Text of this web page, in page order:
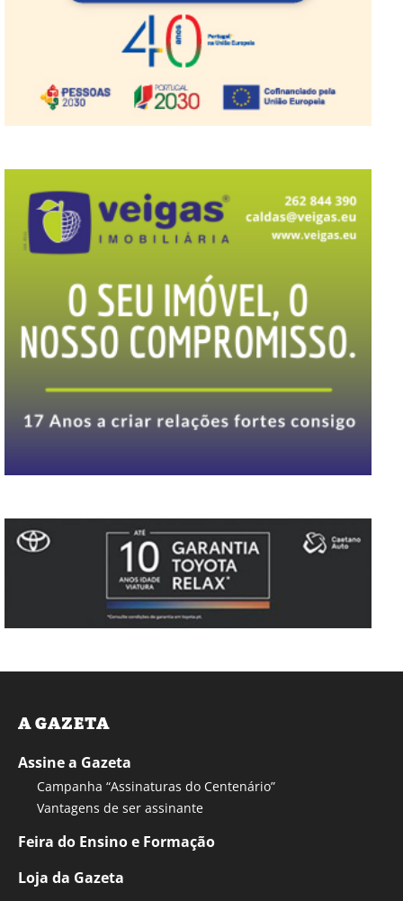
A GAZETA
Assine a Gazeta
Campanha “Assinaturas do Centenário”
Vantagens de ser assinante
Feira do Ensino e Formação
Loja da Gazeta